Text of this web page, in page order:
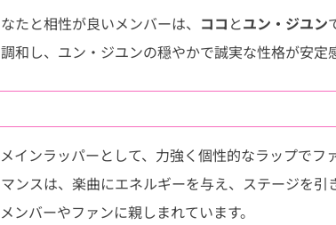
たと相性が良いメンバーは、 ココ とユン・ジユン
和し、ユン・ジユンの穏やかで誠実な性格が安定
インラッパーとして、力強く個性的なラップでフ
ンスは、楽曲にエネルギーを与え、ステージを引
ンバーやファンに親しまれています。